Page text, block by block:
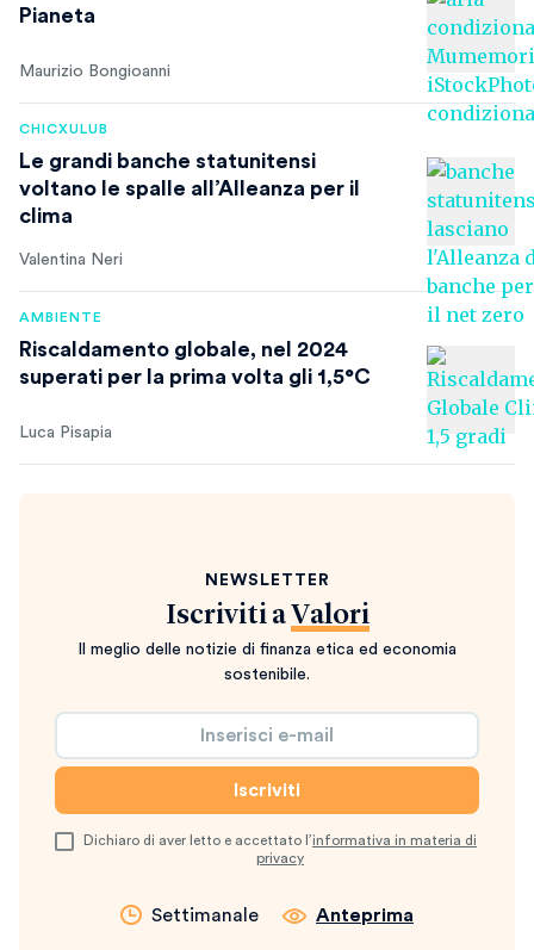
Pianeta
Maurizio Bongioanni
CHICXULUB
Le grandi banche statunitensi
voltano le spalle all’Alleanza per il
clima
Valentina Neri
AMBIENTE
Riscaldamento globale, nel 2024
superati per la prima volta gli 1,5°C
Luca Pisapia
NEWSLETTER
Iscriviti a Valori
Il meglio delle notizie di finanza etica ed economia
sostenibile.
Dichiaro di aver letto e accettato l’informativa in materia di
privacy
Settimanale Anteprima